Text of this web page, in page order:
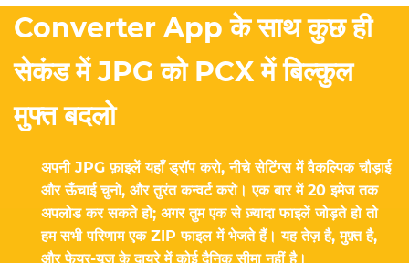
Converter App के साथ कुछ ही
सेकंड में JPG को PCX में बिल्कुल
मुफ्त बदलो
अपनी JPG फ़ाइलें यहाँ ड्रॉप करो, नीचे सेटिंग्स में वैकल्पिक चौड़ाई
और ऊँचाई चुनो, और तुरंत कन्वर्ट करो। एक बार में 20 इमेज तक
अपलोड कर सकते हो; अगर तुम एक से ज़्यादा फाइलें जोड़ते हो तो
हम सभी परिणाम एक ZIP फाइल में भेजते हैं। यह तेज़ है, मुफ़्त है,
और फेयर-यूज़ के दायरे में कोई दैनिक सीमा नहीं है।